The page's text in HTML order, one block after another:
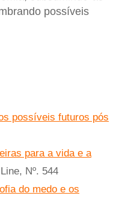
possíveis
possíveis futuros pós
para a vida e a
Nº. 544
do medo e os